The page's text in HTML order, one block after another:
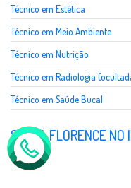
Técnico em Estética
Técnico em Meio Ambiente
Técnico em Nutrição
Técnico em Radiologia
Técnico em Saúde Bucal
SIGA A FLORENCE NO